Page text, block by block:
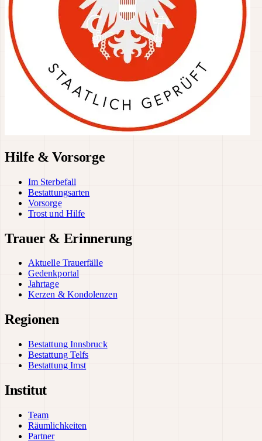
Hilfe & Vorsorge
Im Sterbefall
Bestattungsarten
Vorsorge
Trost und Hilfe
Trauer & Erinnerung
Aktuelle Trauerfälle
Gedenkportal
Jahrtage
Kerzen & Kondolenzen
Regionen
Bestattung Innsbruck
Bestattung Telfs
Bestattung Imst
Institut
Team
Räumlichkeiten
Partner